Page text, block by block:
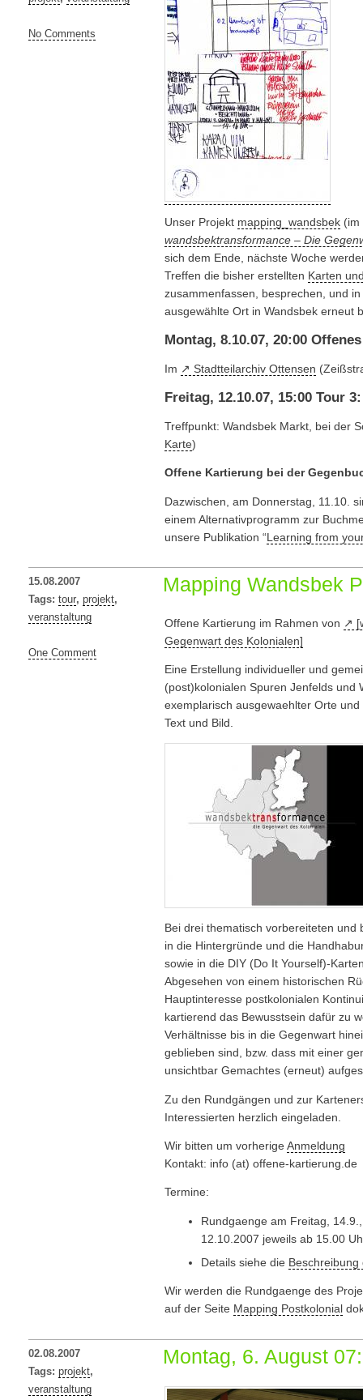
No Comments
Unser Projekt mapping_wandsbek(im
wandsbektransformance – Die
sich dem Ende, nächste Woche
Treffen die bisher erstellten Karten
zusammenfassen, besprechen, und
ausgewählte Ort in Wandsbek erneut
Montag, 8.10.07, 20:00
Im Stadtteilarchiv Ottensen
Freitag, 12.10.07, 15:00 Tour
Treffpunkt: Wandsbek Markt, bei der
Karte)
Offene Kartierung bei der
Dazwischen, am Donnerstag, 11.10.
einem Alternativprogramm zur
unsere Publikation “Learning from
15.08.2007
Tags: tour, projekt,
veranstaltung
One Comment
Mapping Wandsbek
Offene Kartierung im Rahmen von
Gegenwart des Kolonialen]
Eine Erstellung individueller und
(post)kolonialen Spuren Jenfelds und
exemplarisch ausgewaehlter Orte
Text und Bild.
Bei drei thematisch vorbereiteten und
in die Hintergründe und die
sowie in die DIY (Do It Yourself)-
Abgesehen von einem historischen
Hauptinteresse postkolonialen
kartierend das Bewusstsein dafür zu
Verhältnisse bis in die Gegenwart
geblieben sind, bzw. dass mit einer
unsichtbar Gemachtes (erneut)
Zu den Rundgängen und zur
Interessierten herzlich eingeladen.
Wir bitten um vorherigeAnmeldung
Kontakt: info (at) offene-kartierung.de
Termine:
Rundgaenge am Freitag,
12.10.2007 jeweils ab 15.00
Details siehe die
Wir werden die Rundgaenge des
auf der Seite Mapping Postkolonial
02.08.2007
Tags: projekt,
veranstaltung
Montag, 6. August